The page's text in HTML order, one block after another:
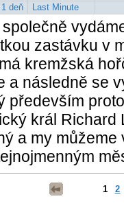
1 deň Last Minute
zastávku v
kremžská
a následně se
především
král Richard
a my
1 2